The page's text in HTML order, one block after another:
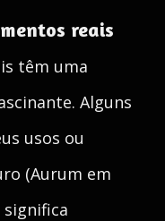
reais
têm uma
Alguns
usos ou
(Aurum em